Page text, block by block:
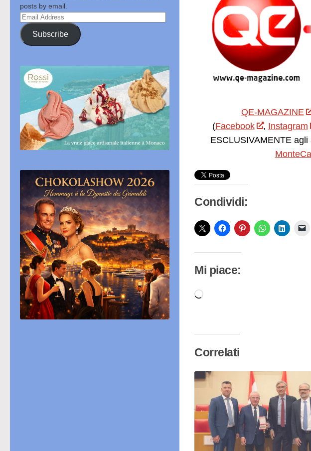
QE-MAGAZINE
(Facebook , Instagram
ESCLUSIVAMENTE
Condividi:
Mi piace:
Caricamento
Correlati
posts by email.
Email
Address
Subscribe